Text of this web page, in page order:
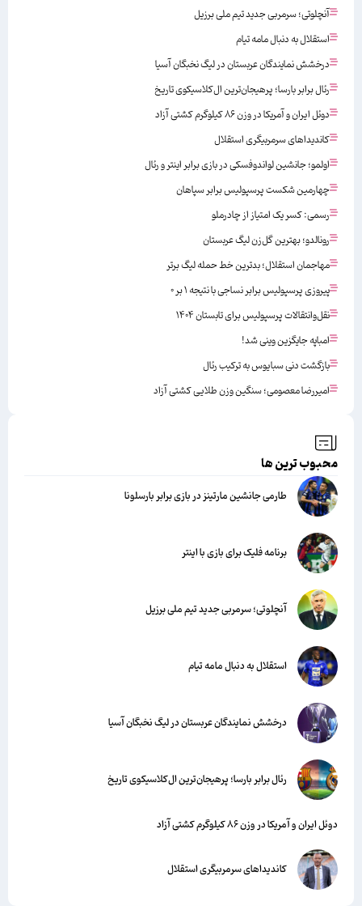
آنچلوتی؛ سرمربی جدید تیم ملی برزیل
استقلال به دنبال مامه تیام
درخشش نمایندگان عربستان در لیگ نخبگان آسیا
رئال برابر بارسا؛ پرهیجان‌‌ترین ال‌کلاسیکوی تاریخ
دوئل ایران و آمریکا در وزن ۸۶ کیلوگرم کشتی آزاد
کاندیداهای سرمربیگری استقلال
اولمو؛ جانشین لواندوفسکی در بازی برابر اینتر و رئال
چهارمین شکست پرسپولیس برابر سپاهان
رسمی: کسر یک امتیاز از چادرملو
رونالدو؛ بهترین گل‌زن لیگ عربستان
مهاجمان استقلال؛ بدترین خط حمله لیگ برتر
پیروزی پرسپولیس برابر نساجی با نتیجه ۱ بر ۰
نقل‌وانتقالات پرسپولیس برای تابستان ۱۴۰۴
امباپه جایگزین وینی شد!
بازگشت دنی سبایوس به ترکیب رئال
امیررضا معصومی؛ سنگین وزن طلایی کشتی آزاد
محبوب ترین ها
طارمی جانشین مارتینز در بازی برابر بارسلونا
برنامه فلیک برای بازی با اینتر
آنچلوتی؛ سرمربی جدید تیم ملی برزیل
استقلال به دنبال مامه تیام
درخشش نمایندگان عربستان در لیگ نخبگان آسیا
رئال برابر بارسا؛ پرهیجان‌‌ترین ال‌کلاسیکوی تاریخ
دوئل ایران و آمریکا در وزن ۸۶ کیلوگرم کشتی آزاد
کاندیداهای سرمربیگری استقلال